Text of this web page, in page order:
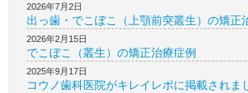
2026年7月2日
出っ歯・でこぼこ（上顎前突叢生）の矯正
2026年2月15日
でこぼこ（叢生）の矯正治療症例
2025年9月17日
コウノ歯科医院がキレイレポに掲載されま